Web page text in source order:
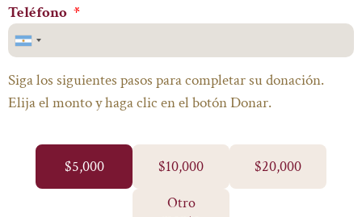
Teléfono
Argentina
Siga los siguientes pasos para completar su donación.
Elija el monto y haga clic en el botón Donar.
$5,000 $10,000
$20,000
Otro